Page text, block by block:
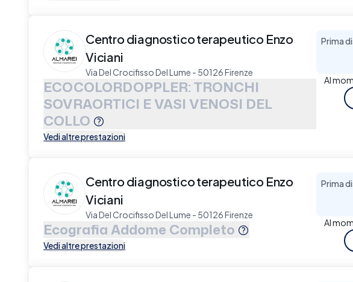
Centro diagnostico terapeutico Enzo
Viciani
Via Del Crocifisso Del Lume - 50126 Firenze
ECOCOLORDOPPLER: TRONCHI
SOVRAORTICI E VASI VENOSI DEL
COLLO
Vedi altre prestazioni
Prima
Al
Centro diagnostico terapeutico Enzo
Viciani
Via Del Crocifisso Del Lume - 50126 Firenze
Ecografia Addome Completo
Vedi altre prestazioni
Prima
Al